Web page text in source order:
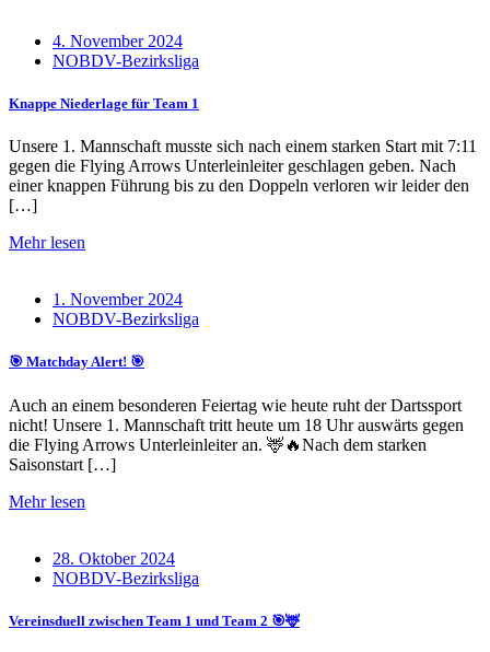
4. November 2024
NOBDV-Bezirksliga
Knappe Niederlage für Team 1
Unsere 1. Mannschaft musste sich nach einem starken Start mit 7:11
gegen die Flying Arrows Unterleinleiter geschlagen geben. Nach
einer knappen Führung bis zu den Doppeln verloren wir leider den
[…]
Mehr lesen
1. November 2024
NOBDV-Bezirksliga
🎯 Matchday Alert! 🎯
Auch an einem besonderen Feiertag wie heute ruht der Dartssport
nicht! Unsere 1. Mannschaft tritt heute um 18 Uhr auswärts gegen
die Flying Arrows Unterleinleiter an. 🦌🔥Nach dem starken
Saisonstart […]
Mehr lesen
28. Oktober 2024
NOBDV-Bezirksliga
Vereinsduell zwischen Team 1 und Team 2 🎯🦌